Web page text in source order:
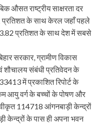
औसत राष्ट्रीय साक्षरता दर
के साथ केरल जहाँ पहले
63.82 प्रतिशत के साथ देश में सबसे
सरकार, ग्रामीण विकास
शौचालय संबंधी प्रतिवेदन के
में प्रकाशित रिपोर्ट के
आयु वर्ग के बच्चों के पोषण और
114718 आंगनबाड़ी केन्द्रों
के पास ही अपना भवन